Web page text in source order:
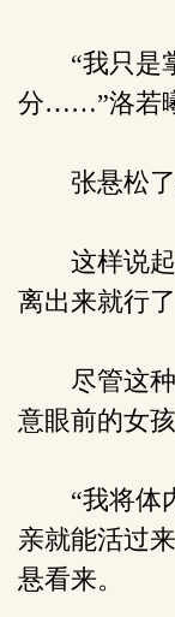
“我只是掌
分……”洛若
张悬松了
这样说起
离出来就行
尽管这种
意眼前的女
“我将体内
亲就能活过
悬看来。